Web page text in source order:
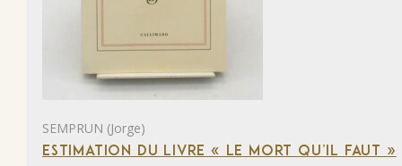
SEMPRUN (Jorge)
ESTIMATION DU LIVRE « LE MORT QU’IL FAUT »